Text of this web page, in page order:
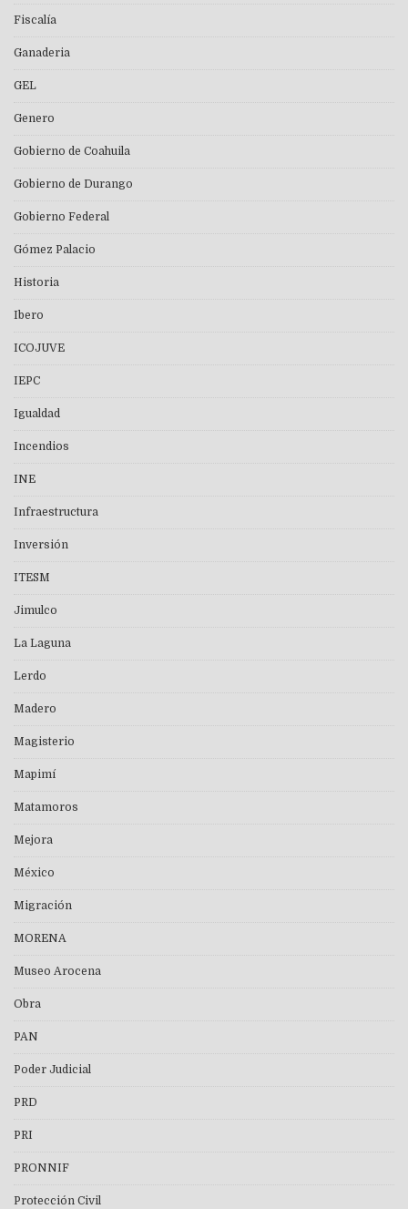
Fiscalía
Ganaderia
GEL
Genero
Gobierno de Coahuila
Gobierno de Durango
Gobierno Federal
Gómez Palacio
Historia
Ibero
ICOJUVE
IEPC
Igualdad
Incendios
INE
Infraestructura
Inversión
ITESM
Jimulco
La Laguna
Lerdo
Madero
Magisterio
Mapimí
Matamoros
Mejora
México
Migración
MORENA
Museo Arocena
Obra
PAN
Poder Judicial
PRD
PRI
PRONNIF
Protección Civil